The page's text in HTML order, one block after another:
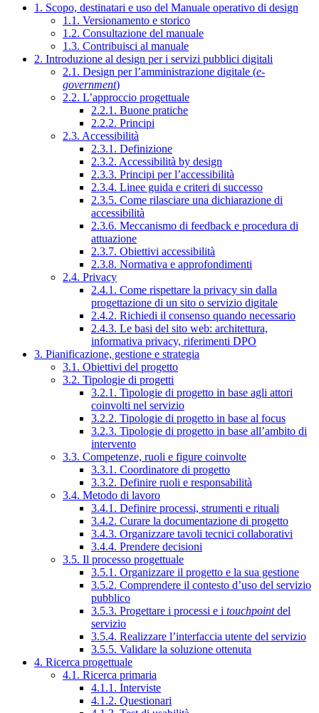
1. Scopo, destinatari e uso del Manuale operativo di design
1.1. Versionamento e storico
1.2. Consultazione del manuale
1.3. Contribuisci al manuale
2. Introduzione al design per i servizi pubblici digitali
2.1. Design per l’amministrazione digitale (e-
government)
2.2. L’approccio progettuale
2.2.1. Buone pratiche
2.2.2. Principi
2.3. Accessibilità
2.3.1. Definizione
2.3.2. Accessibilità by design
2.3.3. Principi per l’accessibilità
2.3.4. Linee guida e criteri di successo
2.3.5. Come rilasciare una dichiarazione di
accessibilità
2.3.6. Meccanismo di feedback e procedura di
attuazione
2.3.7. Obiettivi accessibilità
2.3.8. Normativa e approfondimenti
2.4. Privacy
2.4.1. Come rispettare la privacy sin dalla
progettazione di un sito o servizio digitale
2.4.2. Richiedi il consenso quando necessario
2.4.3. Le basi del sito web: architettura,
informativa privacy, riferimenti DPO
3. Pianificazione, gestione e strategia
3.1. Obiettivi del progetto
3.2. Tipologie di progetti
3.2.1. Tipologie di progetto in base agli attori
coinvolti nel servizio
3.2.2. Tipologie di progetto in base al focus
3.2.3. Tipologie di progetto in base all’ambito di
intervento
3.3. Competenze, ruoli e figure coinvolte
3.3.1. Coordinatore di progetto
3.3.2. Definire ruoli e responsabilità
3.4. Metodo di lavoro
3.4.1. Definire processi, strumenti e rituali
3.4.2. Curare la documentazione di progetto
3.4.3. Organizzare tavoli tecnici collaborativi
3.4.4. Prendere decisioni
3.5. Il processo progettuale
3.5.1. Organizzare il progetto e la sua gestione
3.5.2. Comprendere il contesto d’uso del servizio
pubblico
3.5.3. Progettare i processi e i touchpointdel
servizio
3.5.4. Realizzare l’interfaccia utente del servizio
3.5.5. Validare la soluzione ottenuta
4. Ricerca progettuale
4.1. Ricerca primaria
4.1.1. Interviste
4.1.2. Questionari